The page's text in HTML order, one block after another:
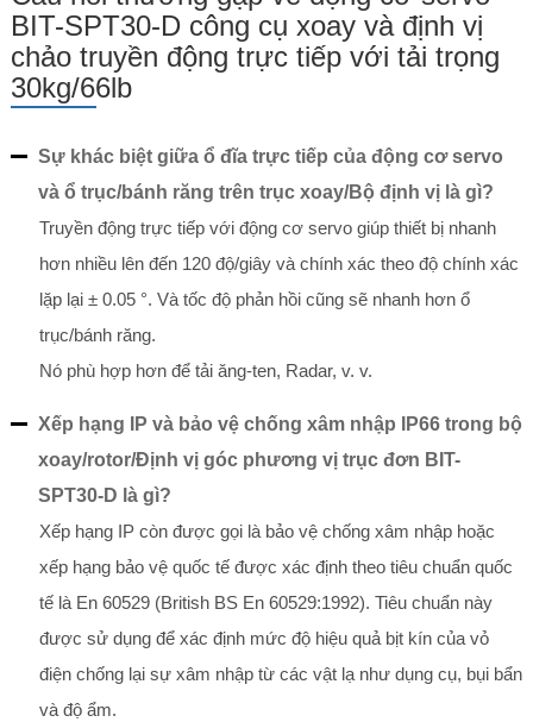
BIT-SPT30-D công cụ xoay và định vị
chảo truyền động trực tiếp với tải trọng
30kg/66lb
Sự khác biệt giữa ổ đĩa trực tiếp của động cơ servo
và ổ trục/bánh răng trên trục xoay/Bộ định vị là gì?
Truyền động trực tiếp với động cơ servo giúp thiết bị nhanh
hơn nhiều lên đến 120 độ/giây và chính xác theo độ chính xác
lặp lại ± 0.05 °. Và tốc độ phản hồi cũng sẽ nhanh hơn ổ
trục/bánh răng.
Nó phù hợp hơn để tải ăng-ten, Radar, v. v.
Xếp hạng IP và bảo vệ chống xâm nhập IP66 trong bộ
xoay/rotor/Định vị góc phương vị trục đơn BIT-
SPT30-D là gì?
Xếp hạng IP còn được gọi là bảo vệ chống xâm nhập hoặc
xếp hạng bảo vệ quốc tế được xác định theo tiêu chuẩn quốc
tế là En 60529 (British BS En 60529:1992). Tiêu chuẩn này
được sử dụng để xác định mức độ hiệu quả bịt kín của vỏ
điện chống lại sự xâm nhập từ các vật lạ như dụng cụ, bụi bẩn
và độ ẩm.